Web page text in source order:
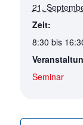
21.
Zeit:
8:30 bis
Seminar